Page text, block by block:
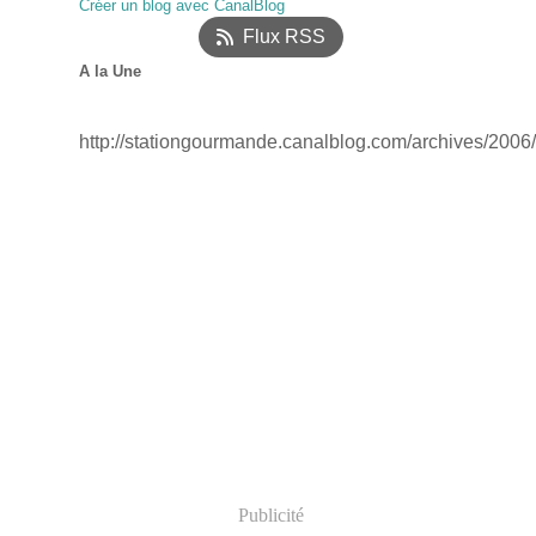
Janvier(18)
Créer un blog avec CanalBlog
Flux RSS
A la Une
http://stationgourmande.canalblog.com/archives/
Publicité